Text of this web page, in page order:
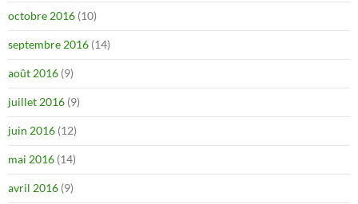
octobre 2016 (10)
septembre 2016 (14)
août 2016 (9)
juillet 2016 (9)
juin 2016 (12)
mai 2016 (14)
avril 2016 (9)